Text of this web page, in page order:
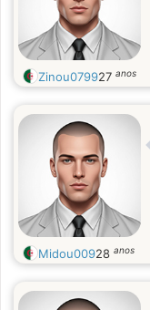
Zinou079927 anos
Midou00928 anos